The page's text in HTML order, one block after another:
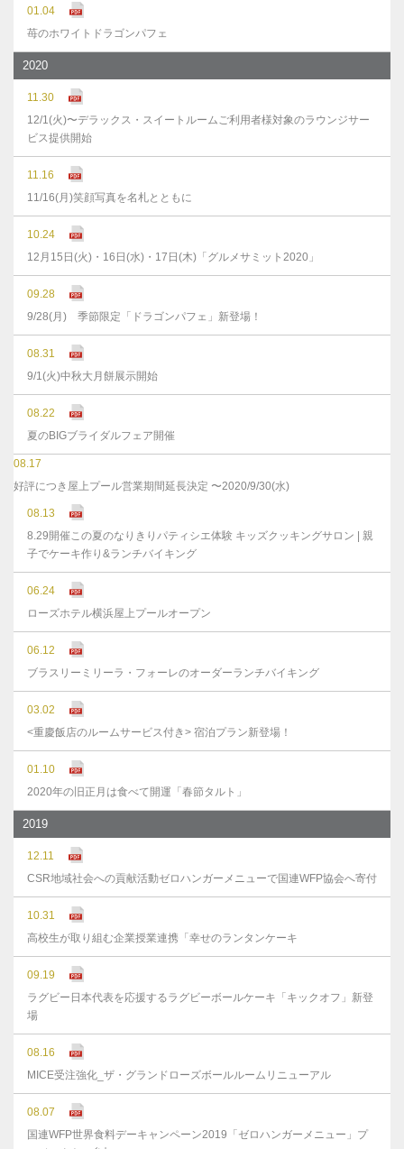
01.04
苺のホワイトドラゴンパフェ
2020
11.30
12/1(火)〜デラックス・スイートルームご利用者様対象のラウンジサー
ビス提供開始
11.16
11/16(月)笑顔写真を名札とともに
10.24
12月15日(火)・16日(水)・17日(木)「グルメサミット2020」
09.28
9/28(月) 季節限定「ドラゴンパフェ」新登場！
08.31
9/1(火)中秋大月餅展示開始
08.22
夏のBIGブライダルフェア開催
08.17
好評につき屋上プール営業期間延長決定 〜2020/9/30(水)
08.13
8.29開催この夏のなりきりパティシエ体験 キッズクッキングサロン | 親
子でケーキ作り&ランチバイキング
06.24
ローズホテル横浜屋上プールオープン
06.12
ブラスリーミリーラ・フォーレのオーダーランチバイキング
03.02
<重慶飯店のルームサービス付き> 宿泊プラン新登場！
01.10
2020年の旧正月は食べて開運「春節タルト」
2019
12.11
CSR地域社会への貢献活動ゼロハンガーメニューで国連WFP協会へ寄付
10.31
高校生が取り組む企業授業連携「幸せのランタンケーキ
09.19
ラグビー日本代表を応援するラグビーボールケーキ「キックオフ」新登
場
08.16
MICE受注強化_ザ・グランドローズボールルームリニューアル
08.07
国連WFP世界食料デーキャンペーン2019「ゼロハンガーメニュー」プ